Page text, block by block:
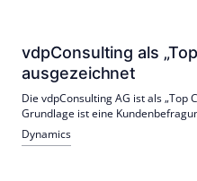
vdpConsulting als
ausgezeichnet
Die vdpConsulting AG ist als „Top
Grundlage ist eine
compamedia. Die Preisverleihung
Summit in Heidelberg statt.
Dynamics